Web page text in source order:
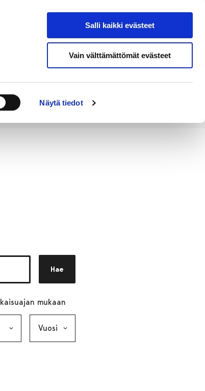
Näytä tiedot
Salli kaikki evästeet
Vain välttämättömät evästeet
Hae sivustolta
Hae
mukaan